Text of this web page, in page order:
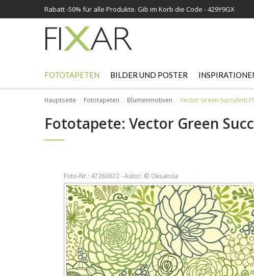
Rabatt -50% für alle Produkte. Gib im Korb die Code - 429Y9GX
FOTOTAPETEN BILDER UND POSTER
Hauptseite Fototapeten Blumenmotiven Vector Green Succulent
Fototapete: Vector Green
Foto-Nr.: 47263672 - Autor: © Oksancia